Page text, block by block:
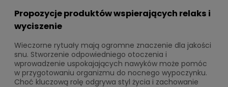
Propozycje produktów wspierających relaks i
wyciszenie
Wieczorne rytuały mają ogromne znaczenie dla jakości
snu. Stworzenie odpowiedniego otoczenia i
wprowadzenie uspokajających nawyków może pomóc
w przygotowaniu organizmu do nocnego wypoczynku.
Choć kluczową rolę odgrywa styl życia i zachowanie